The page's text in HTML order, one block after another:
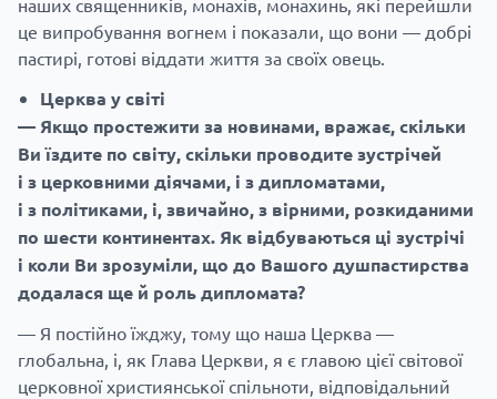
наших священників, монахів, монахинь, які перейшли
це випробування вогнем і показали, що вони — добрі
пастирі, готові віддати життя за своїх овець.
Церква у світі
— Якщо простежити за новинами, вражає, скільки
Ви їздите по світу, скільки проводите зустрічей
і з церковними діячами, і з дипломатами,
і з політиками, і, звичайно, з вірними, розкиданими
по шести континентах. Як відбуваються ці зустрічі
і коли Ви зрозуміли, що до Вашого душпастирства
додалася ще й роль дипломата?
— Я постійно їжджу, тому що наша Церква —
глобальна, і, як Глава Церкви, я є главою цієї світової
церковної християнської спільноти, відповідальний